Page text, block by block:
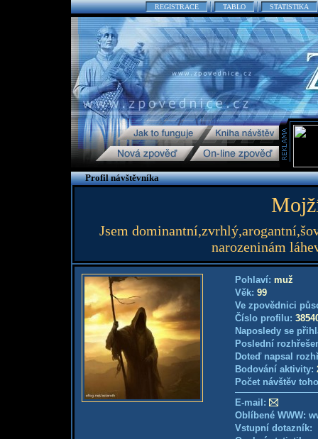
REGISTRACE TABLO STATISTIKA
Profil návštěvníka
Jsem
narozeninám
Pohlaví: muž
Věk: 99
Ve zpovědnici
Číslo profilu:
Naposledy se
Poslední
Doteď napsal
Bodování aktivity:
Počet návštěv
E-mail:
Oblíbené WWW:
Vstupní